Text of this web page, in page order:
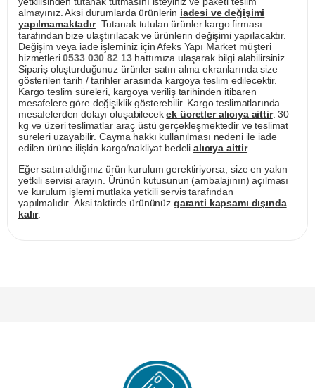
almayınız. Aksi durumlarda ürünlerin iadesi ve değişimi
yapılmamaktadır. Tutanak tutulan ürünler kargo firması
tarafından bize ulaştırılacak ve ürünlerin değişimi yapılacaktır.
Değişim veya iade işleminiz için Afeks Yapı Market müşteri
hizmetleri0533 030 82 13hattımıza ulaşarak bilgi alabilirsiniz.
Sipariş oluşturduğunuz ürünler satın alma ekranlarında size
gösterilen tarih / tarihler arasında kargoya teslim edilecektir.
Kargo teslim süreleri, kargoya veriliş tarihinden itibaren
mesafelere göre değişiklik gösterebilir. Kargo teslimatlarında
mesafelerden dolayı oluşabilecekek ücretler alıcıya aittir. 30
kg ve üzeri teslimatlar araç üstü gerçekleşmektedir ve teslimat
süreleri uzayabilir. Cayma hakkı kullanılması nedeni ile iade
edilen ürüne ilişkin kargo/nakliyat bedeli alıcıya aittir.
Eğer satın aldığınız ürün kurulum gerektiriyorsa, size en yakın
yetkili servisi arayın. Ürünün kutusunun (ambalajının) açılması
ve kurulum işlemi mutlaka yetkili servis tarafından
yapılmalıdır. Aksi taktirde ürününüz garanti kapsamı dışında
kalır.